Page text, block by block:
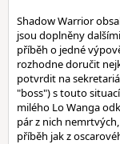
Shadow Warrior
jsou doplněny
příběh o jedné
rozhodne doručit
potvrdit na
"boss") s touto
milého Lo Wanga
pár z nich
příběh jak z